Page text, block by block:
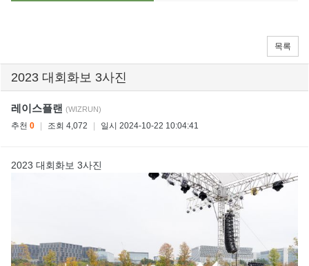
목록
2023 대회화보 3사진
레이스플랜 (WIZRUN)
추천 0 | 조회 4,072 | 일시 2024-10-22 10:04:41
2023 대회화보 3사진